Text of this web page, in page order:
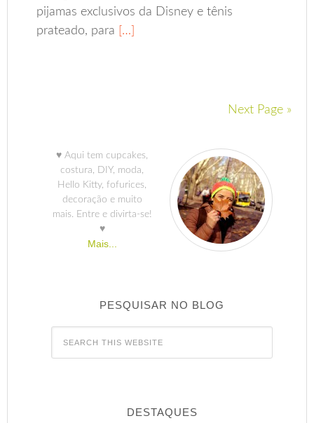
pijamas exclusivos da Disney e tênis
prateado, para […]
Next Page »
♥ Aqui tem cupcakes,
costura, DIY, moda,
Hello Kitty, fofurices,
decoração e muito
mais. Entre e divirta-se!
♥
Mais...
PESQUISAR NO BLOG
DESTAQUES